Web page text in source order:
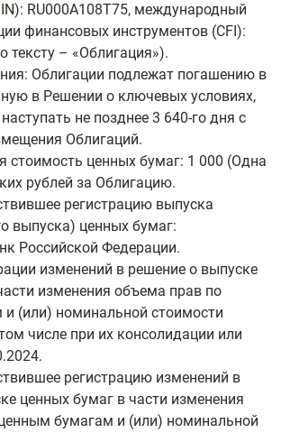
RU000A108T75, международный
финансовых инструментов (CFI):
тексту – «Облигация»).
Облигации подлежат погашению в
в Решении о ключевых условиях,
не позднее 3 640-го дня с
Облигаций.
стоимость ценных бумаг: 1 000 (Одна
рублей за Облигацию.
регистрацию выпуска
выпуска) ценных бумаг:
Российской Федерации.
изменений в решение о выпуске
изменения объема прав по
(или) номинальной стоимости
числе при их консолидации или
регистрацию изменений в
ценных бумаг в части изменения
бумагам и (или) номинальной